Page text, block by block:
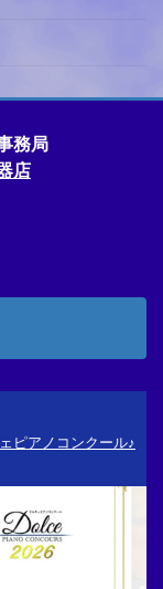
務局
店
ピアノコンクール♪